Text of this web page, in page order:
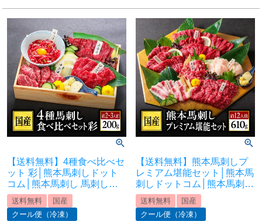
【送料無料】4種食べ比べセ
ット 彩│熊本馬刺しドット
コム│熊本馬刺し 馬刺し通
販 馬刺し専門店 馬刺しお取
り寄せ 利他フーズ
送料無料
国産
クール便（冷凍）
【送料無料】熊本馬刺しプ
レミアム堪能セット│熊本馬
刺しドットコム│熊本馬刺し
馬刺し通販 馬刺し専門店 馬
刺しお取り寄せ 利他フーズ
送料無料
国産
クール便（冷凍）